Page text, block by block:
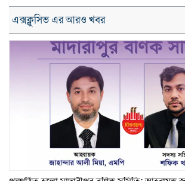
এক্সক্লুসিভ এর আরও খবর